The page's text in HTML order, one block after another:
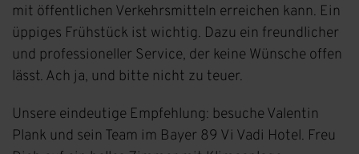
mit öffentlichen Verkehrsmitteln erreichen kann. Ein
üppiges Frühstück ist wichtig. Dazu ein freundlicher
und professioneller Service, der keine Wünsche offen
lässt. Ach ja, und bitte nicht zu teuer.
Unsere eindeutige Empfehlung: besuche Valentin
Plank und sein Team im Bayer 89 Vi Vadi Hotel. Freu